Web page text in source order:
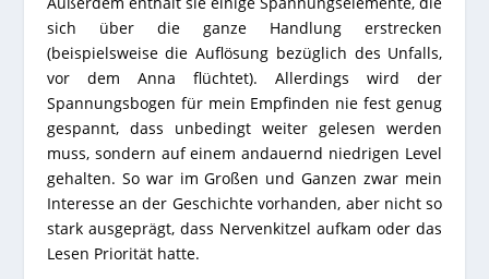
sich über die ganze Handlung erstrecken
(beispielsweise die Auflösung bezüglich des Unfalls,
vor dem Anna flüchtet). Allerdings wird der
Spannungsbogen für mein Empfinden nie fest genug
gespannt, dass unbedingt weiter gelesen werden
muss, sondern auf einem andauernd niedrigen Level
gehalten. So war im Großen und Ganzen zwar mein
Interesse an der Geschichte vorhanden, aber nicht so
stark ausgeprägt, dass Nervenkitzel aufkam oder das
Lesen Priorität hatte.